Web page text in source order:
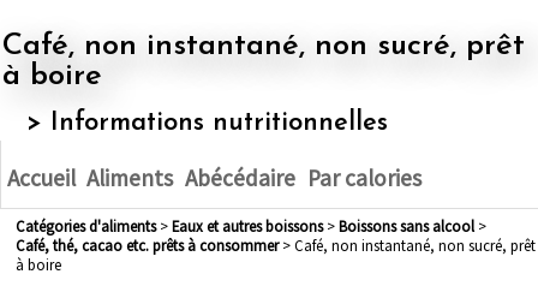
Café, non instantané, non sucré, prêt
à boire
> Informations nutritionnelles
Accueil Aliments Abécédaire Par calories
Catégories d'aliments> eaux et autres boissons> boissons sans alcool>
café, thé, cacao etc. prêts à consommer> Café, non instantané, non sucré, prêt
à boire